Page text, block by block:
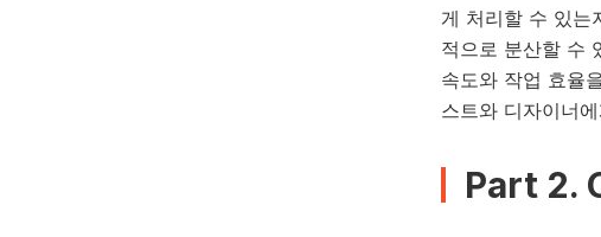
게 처리할 수 있는
적으로 분산할 수
속도와 작업 효율
스트와 디자이너
Part 2.